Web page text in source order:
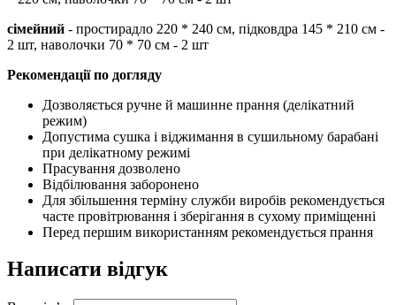
сімейний - простирадло 220 * 240 см, підковдра 145 * 210 см -
2 шт, наволочки 70 * 70 см - 2 шт
Рекомендації по догляду
Дозволяється ручне й машинне прання (делікатний
режим)
Допустима сушка і віджимання в сушильному барабані
при делікатному режимі
Прасування дозволено
Відбілювання заборонено
Для збільшення терміну служби виробів рекомендується
часте провітрювання і зберігання в сухому приміщенні
Перед першим використанням рекомендується прання
Написати відгук